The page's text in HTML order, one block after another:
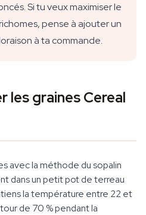
Si tu veux maximiser le
pense à ajouter un
à ta commande.
les graines Cereal
avec la méthode du sopalin
dans un petit pot de terreau
la température entre 22 et
de 70 % pendant la